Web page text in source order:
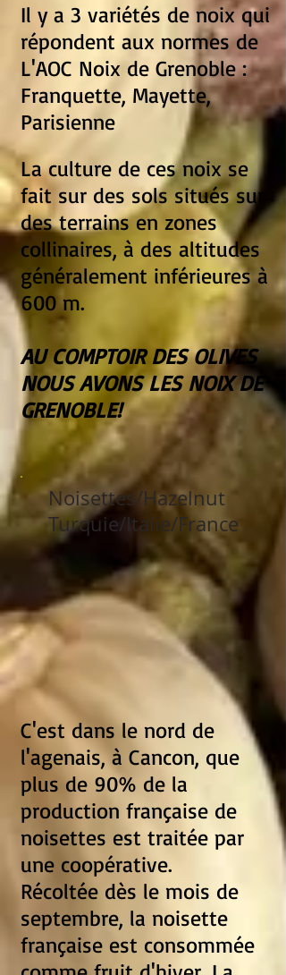
Il y a 3 variétés de noix qui
répondent aux normes de
L'AOC Noix de Grenoble :
Franquette, Mayette,
Parisienne
La culture de ces noix se
fait sur des sols situés sur
des terrains en zones
collinaires, à des altitudes
généralement inférieures à
600 m.
AU COMPTOIR DES OLIVES
NOUS AVONS LES NOIX DE
GRENOBLE!
Noisettes/Hazelnut
Turquie/Italie/France
C'est dans le nord de
l'agenais, à Cancon, que
plus de 90% de la
production française de
noisettes est traitée par
une coopérative.
Récoltée dès le mois de
septembre, la noisette
française est consommée